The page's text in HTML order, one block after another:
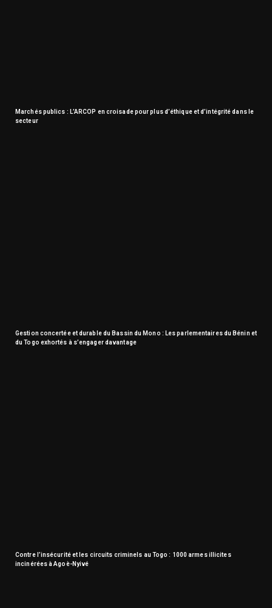
Marchés publics : L’ARCOP en croisade pour plus d’éthique et d’intégrité dans le
secteur
Gestion concertée et durable du Bassin du Mono : Les parlementaires du Bénin et
du Togo exhortés à s’engager davantage
Contre l’insécurité et les circuits criminels au Togo : 1000 armes illicites
incinérées à Agoè-Nyivé